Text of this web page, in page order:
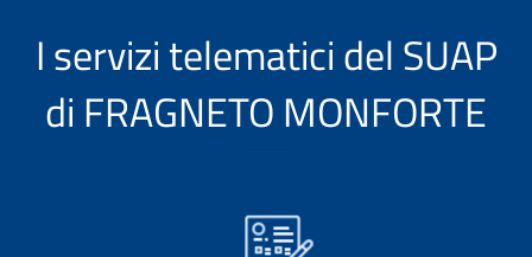
I servizi telematici del SUAP
di FRAGNETO MONFORTE